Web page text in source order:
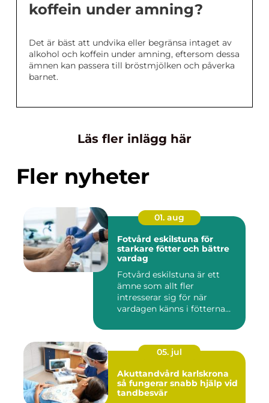
koffein under amning?
Det är bäst att undvika eller begränsa intaget av
alkohol och koffein under amning, eftersom dessa
ämnen kan passera till bröstmjölken och påverka
barnet.
Läs fler inlägg här
Fler nyheter
01. aug
Fotvård eskilstuna för
starkare fötter och bättre
vardag
Fotvård eskilstuna är ett
ämne som allt fler
intresserar sig för när
vardagen känns i fötterna
05. jul
Akuttandvård karlskrona
så fungerar snabb hjälp vid
tandbesvär